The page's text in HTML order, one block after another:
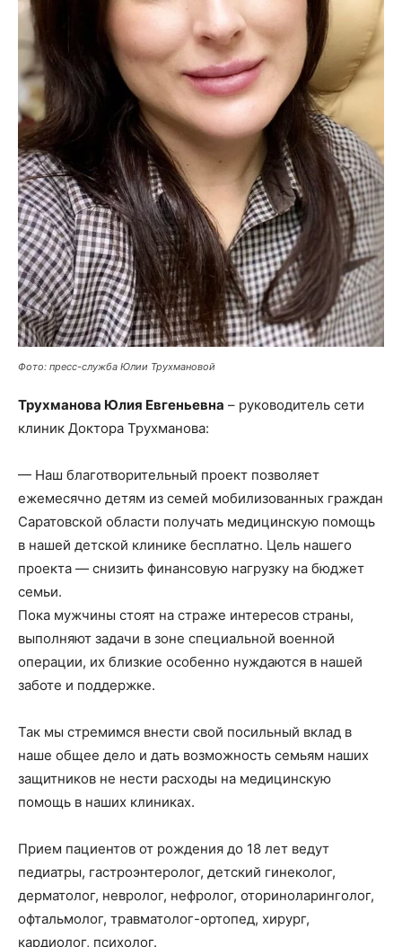
Фото: пресс-служба Юлии Трухмановой
Трухманова Юлия Евгеньевна – руководитель сети
клиник Доктора Трухманова:
— Наш благотворительный проект позволяет
ежемесячно детям из семей мобилизованных граждан
Саратовской области получать медицинскую помощь
в нашей детской клинике бесплатно. Цель нашего
проекта — снизить финансовую нагрузку на бюджет
семьи.
Пока мужчины стоят на страже интересов страны,
выполняют задачи в зоне специальной военной
операции, их близкие особенно нуждаются в нашей
заботе и поддержке.
Так мы стремимся внести свой посильный вклад в
наше общее дело и дать возможность семьям наших
защитников не нести расходы на медицинскую
помощь в наших клиниках.
Прием пациентов от рождения до 18 лет ведут
педиатры, гастроэнтеролог, детский гинеколог,
дерматолог, невролог, нефролог, оториноларинголог,
офтальмолог, травматолог-ортопед, хирург,
кардиолог, психолог.